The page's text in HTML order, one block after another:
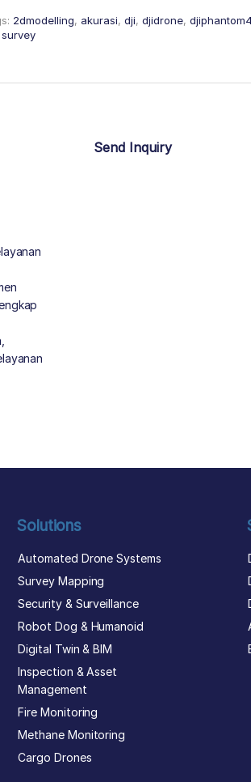
2dmodelling, akurasi, dji, djidrone, djiphantom4
survey
Send Inquiry
Solutions
Automated Drone Systems
Survey Mapping
Security & Surveillance
Robot Dog & Humanoid
Digital Twin & BIM
Inspection & Asset
Management
Fire Monitoring
Methane Monitoring
Cargo Drones